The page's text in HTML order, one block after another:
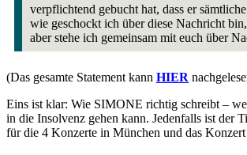
verpflichtend gebucht hat, dass er
wie geschockt ich über diese Nachricht
aber stehe ich gemeinsam mit euch über
(Das gesamte Statement kann HIER
Eins ist klar: Wie SIMONE richtig schreibt –
in die Insolvenz gehen kann. Jedenfalls ist der
für die 4 Konzerte in München und das